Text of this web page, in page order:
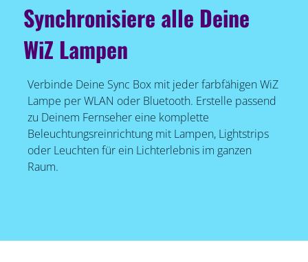
Synchronisiere alle Deine
WiZ Lampen
Verbinde Deine Sync Box mit jeder farbfähigen WiZ
Lampe per WLAN oder Bluetooth. Erstelle passend
zu Deinem Fernseher eine komplette
Beleuchtungsreinrichtung mit Lampen, Lightstrips
oder Leuchten für ein Lichterlebnis im ganzen
Raum.